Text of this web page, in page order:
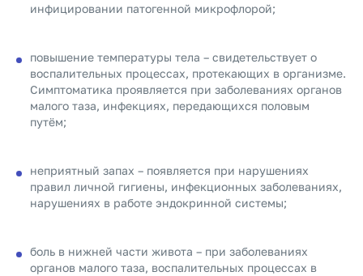
инфицировании патогенной микрофлорой;
повышение температуры тела – свидетельствует о
воспалительных процессах, протекающих в организме.
Симптоматика проявляется при заболеваниях органов
малого таза, инфекциях, передающихся половым
путём;
неприятный запах – появляется при нарушениях
правил личной гигиены, инфекционных заболеваниях,
нарушениях в работе эндокринной системы;
боль в нижней части живота – при заболеваниях
органов малого таза, воспалительных процессах в